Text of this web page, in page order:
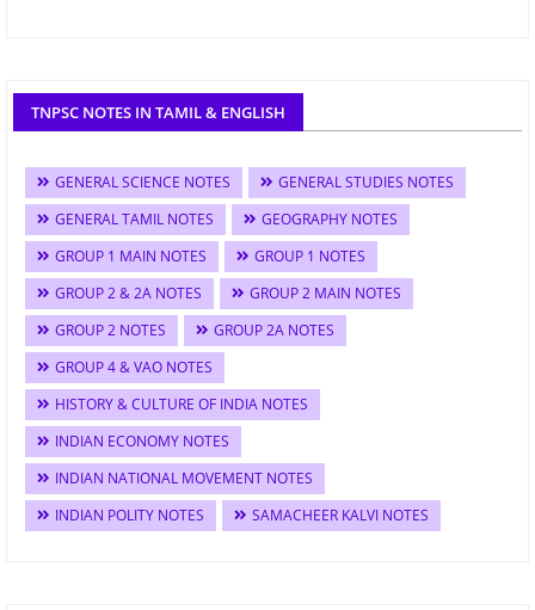
TNPSC NOTES IN TAMIL & ENGLISH
GENERAL SCIENCE NOTES
GENERAL STUDIES NOTES
GENERAL TAMIL NOTES
GEOGRAPHY NOTES
GROUP 1 MAIN NOTES
GROUP 1 NOTES
GROUP 2 & 2A NOTES
GROUP 2 MAIN NOTES
GROUP 2 NOTES
GROUP 2A NOTES
GROUP 4 & VAO NOTES
HISTORY & CULTURE OF INDIA NOTES
INDIAN ECONOMY NOTES
INDIAN NATIONAL MOVEMENT NOTES
INDIAN POLITY NOTES
SAMACHEER KALVI NOTES